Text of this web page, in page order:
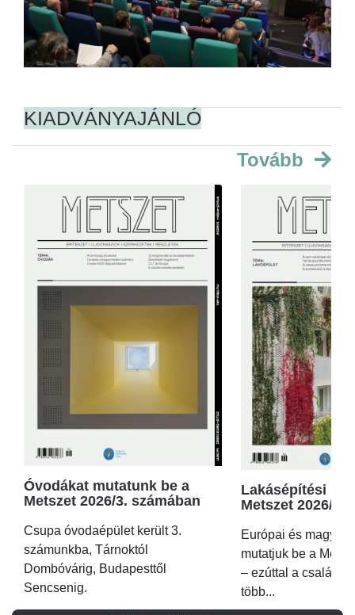
KIADVÁNYAJÁNLÓ
Tovább
Óvodákat mutatunk be a
Metszet 2026/3. számában
Csupa óvodaépület került 3.
számunkba, Tárnoktól
Dombóvárig, Budapesttől
Sencsenig.
Lakásépítési
Metszet 2026/2.
Európai és magyar
mutatjuk be a
– ezúttal a családi
több...